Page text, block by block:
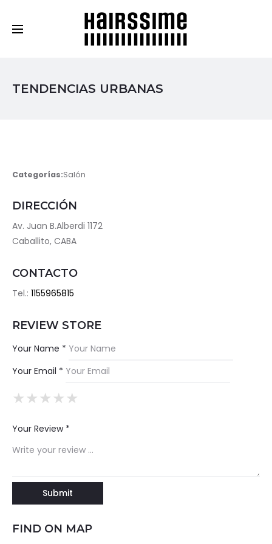
TENDENCIAS URBANAS
Categorías:Salón
DIRECCIÓN
Av. Juan B.Alberdi 1172
Caballito, CABA
CONTACTO
Tel.: 1155965815
REVIEW STORE
Your Name *
Your Email *
★
★★
★★★
★★★★
★★★★★
Your Review *
FIND ON MAP